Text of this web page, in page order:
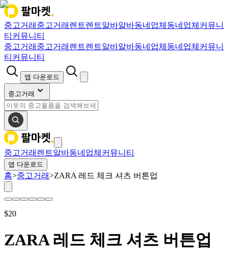
중고거래 중고거래 렌트렌트알바알바동네업체 동네업체 커뮤니
티 커뮤니티
중고거래 중고거래 렌트렌트알바알바동네업체 동네업체 커뮤니
티 커뮤니티
앱 다운로드
중고거래
중고거래 렌트알바동네업체 커뮤니티
앱 다운로드
홈>중고거래>ZARA 레드 체크 셔츠 버튼업
$20
ZARA 레드 체크 셔츠 버튼업